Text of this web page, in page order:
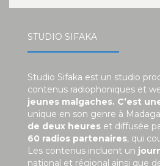
STUDIO SIFAKA
Studio Sifaka est un studio
contenus radiophoniques et
jeunes malgaches. C’est
unique en son genre à
de deux heures et diffusée
60 radios partenaires, qui
Les contenus incluent un
national et régional ainsi que